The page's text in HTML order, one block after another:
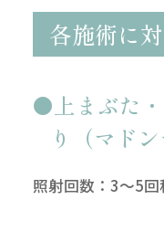
各施術に
上まぶた
り（マドン
照射回数：3～5回